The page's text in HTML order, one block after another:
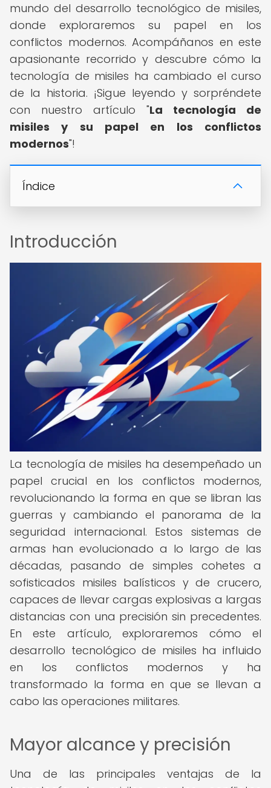
mundo del desarrollo tecnológico de misiles,
donde exploraremos su papel en los
conflictos modernos. Acompáñanos en este
apasionante recorrido y descubre cómo la
tecnología de misiles ha cambiado el curso
de la historia. ¡Sigue leyendo y sorpréndete
con nuestro artículo "La tecnología de
misiles y su papel en los conflictos
modernos"!
Índice
Introducción
La tecnología de misiles ha desempeñado un
papel crucial en los conflictos modernos,
revolucionando la forma en que se libran las
guerras y cambiando el panorama de la
seguridad internacional. Estos sistemas de
armas han evolucionado a lo largo de las
décadas, pasando de simples cohetes a
sofisticados misiles balísticos y de crucero,
capaces de llevar cargas explosivas a largas
distancias con una precisión sin precedentes.
En este artículo, exploraremos cómo el
desarrollo tecnológico de misiles ha influido
en los conflictos modernos y ha
transformado la forma en que se llevan a
cabo las operaciones militares.
Mayor alcance y precisión
Una de las principales ventajas de la